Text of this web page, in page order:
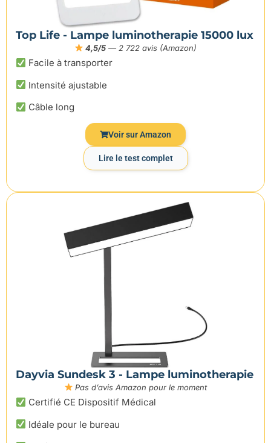
Top Life - Lampe luminotherapie 15000 lux
4,5/5 — 2 722 avis (Amazon)
Facile à transporter
Intensité ajustable
Câble long
Voir sur Amazon
Lire le test complet
Dayvia Sundesk 3 - Lampe luminotherapie
Pas d’avis Amazon pour le moment
Certifié CE Dispositif Médical
Idéale pour le bureau